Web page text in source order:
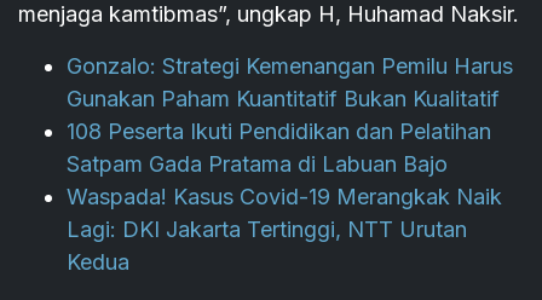
menjaga kamtibmas”, ungkap H, Huhamad Naksir.
Gonzalo: Strategi Kemenangan Pemilu Harus
Gunakan Paham Kuantitatif Bukan Kualitatif
108 Peserta Ikuti Pendidikan dan Pelatihan
Satpam Gada Pratama di Labuan Bajo
Waspada! Kasus Covid-19 Merangkak Naik
Lagi: DKI Jakarta Tertinggi, NTT Urutan
Kedua